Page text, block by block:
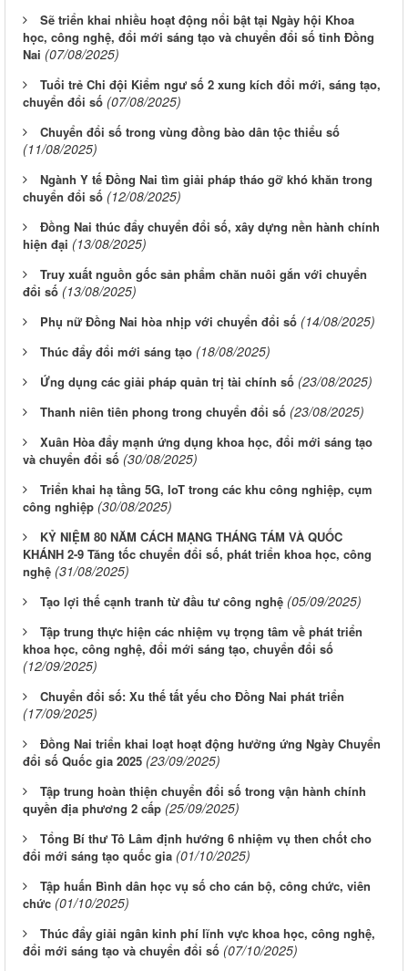
Sẽ triển khai nhiều hoạt động nổi bật tại Ngày hội Khoa
học, công nghệ, đổi mới sáng tạo và chuyển đổi số tỉnh Đồng
Nai (07/08/2025)
Tuổi trẻ Chi đội Kiểm ngư số 2 xung kích đổi mới, sáng tạo,
chuyển đổi số (07/08/2025)
Chuyển đổi số trong vùng đồng bào dân tộc thiểu số
(11/08/2025)
Ngành Y tế Đồng Nai tìm giải pháp tháo gỡ khó khăn trong
chuyển đổi số (12/08/2025)
Đồng Nai thúc đẩy chuyển đổi số, xây dựng nền hành chính
hiện đại (13/08/2025)
Truy xuất nguồn gốc sản phẩm chăn nuôi gắn với chuyển
đổi số (13/08/2025)
Phụ nữ Đồng Nai hòa nhịp với chuyển đổi số (14/08/2025)
Thúc đẩy đổi mới sáng tạo (18/08/2025)
Ứng dụng các giải pháp quản trị tài chính số (23/08/2025)
Thanh niên tiên phong trong chuyển đổi số (23/08/2025)
Xuân Hòa đẩy mạnh ứng dụng khoa học, đổi mới sáng tạo
và chuyển đổi số (30/08/2025)
Triển khai hạ tầng 5G, IoT trong các khu công nghiệp, cụm
công nghiệp (30/08/2025)
KỶ NIỆM 80 NĂM CÁCH MẠNG THÁNG TÁM VÀ QUỐC
KHÁNH 2-9 Tăng tốc chuyển đổi số, phát triển khoa học, công
nghệ (31/08/2025)
Tạo lợi thế cạnh tranh từ đầu tư công nghệ (05/09/2025)
Tập trung thực hiện các nhiệm vụ trọng tâm về phát triển
khoa học, công nghệ, đổi mới sáng tạo, chuyển đổi số
(12/09/2025)
Chuyển đổi số: Xu thế tất yếu cho Đồng Nai phát triển
(17/09/2025)
Đồng Nai triển khai loạt hoạt động hưởng ứng Ngày Chuyển
đổi số Quốc gia 2025 (23/09/2025)
Tập trung hoàn thiện chuyển đổi số trong vận hành chính
quyền địa phương 2 cấp (25/09/2025)
Tổng Bí thư Tô Lâm định hướng 6 nhiệm vụ then chốt cho
đổi mới sáng tạo quốc gia (01/10/2025)
Tập huấn Bình dân học vụ số cho cán bộ, công chức, viên
chức (01/10/2025)
Thúc đẩy giải ngân kinh phí lĩnh vực khoa học, công nghệ,
đổi mới sáng tạo và chuyển đổi số (07/10/2025)